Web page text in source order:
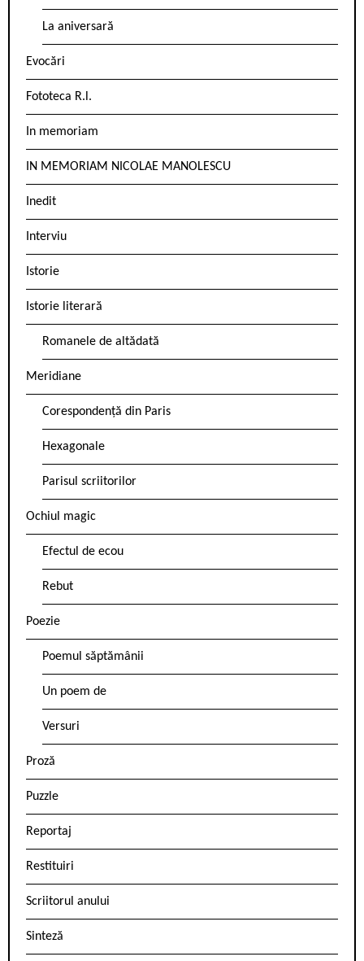
La aniversară
Evocări
Fototeca R.l.
In memoriam
IN MEMORIAM NICOLAE MANOLESCU
Inedit
Interviu
Istorie
Istorie literară
Romanele de altădată
Meridiane
Corespondență din Paris
Hexagonale
Parisul scriitorilor
Ochiul magic
Efectul de ecou
Rebut
Poezie
Poemul săptămânii
Un poem de
Versuri
Proză
Puzzle
Reportaj
Restituiri
Scriitorul anului
Sinteză